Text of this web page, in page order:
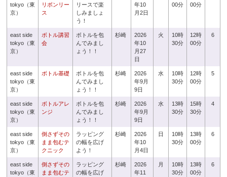
tokyo（東
京）
リボンリー
ス
リースで楽
しみましょ
う！
年10
月2日
00分
00分
east side
tokyo（東
京）
ボトル講習
会
ボトルを包
んでみまし
ょう！！
杉崎
2026
年10
月27
日
火
10時
30分
12時
00分
6
east side
tokyo（東
京）
ボトル基礎
ボトルを包
んでみまし
ょう！！
杉崎
2026
年9月
9日
水
10時
30分
12時
00分
5
east side
tokyo（東
京）
ボトルアレ
ンジ
ボトルを包
んでみまし
ょう！！
杉崎
2026
年9月
9日
水
13時
30分
15時
30分
4
east side
tokyo（東
京）
倒さずその
まま包むテ
クニック
ラッピング
の幅を広げ
よう！
杉崎
2026
年10
月4日
日
10時
30分
13時
00分
6
east side
tokyo（東
倒さずその
まま包むテ
ラッピング
の幅を広げ
杉崎
2026
年11
月
10時
30分
13時
00分
6